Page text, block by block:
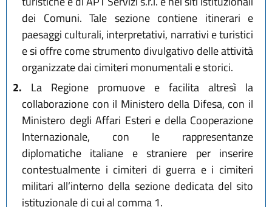
dei Comuni. Tale sezione contiene itinerari e
paesaggi culturali, interpretativi, narrativi e turistici
e si offre come strumento divulgativo delle attività
organizzate dai cimiteri monumentali e storici.
2. La Regione promuove e facilita altresì la
collaborazione con il Ministero della Difesa, con il
Ministero degli Affari Esteri e della Cooperazione
Internazionale, con le rappresentanze
diplomatiche italiane e straniere per inserire
contestualmente i cimiteri di guerra e i cimiteri
militari all’interno della sezione dedicata del sito
istituzionale di cui al comma 1.